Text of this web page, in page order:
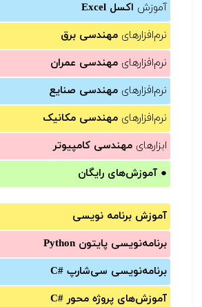
آموزش اکسل Excel
نرم‌افزارهای مهندسی برق
نرم‌افزارهای مهندسی عمران
نرم‌افزارهای مهندسی صنایع
نرم‌افزارهای مهندسی مکانیک
ابزارهای مهندسی کامپیوتر
● آموزش‌های رایگان
آموزش برنامه نویسی
برنامه‌نویسی پایتون Python
برنامه‌‌نویسی سی‌شارپ C#‎
آموزش‌های پروژه محور #C